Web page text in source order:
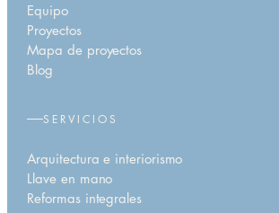
Equipo
Proyectos
Mapa de proyectos
Blog
SERVICIOS
Arquitectura e interiorismo
Llave en mano
Reformas integrales